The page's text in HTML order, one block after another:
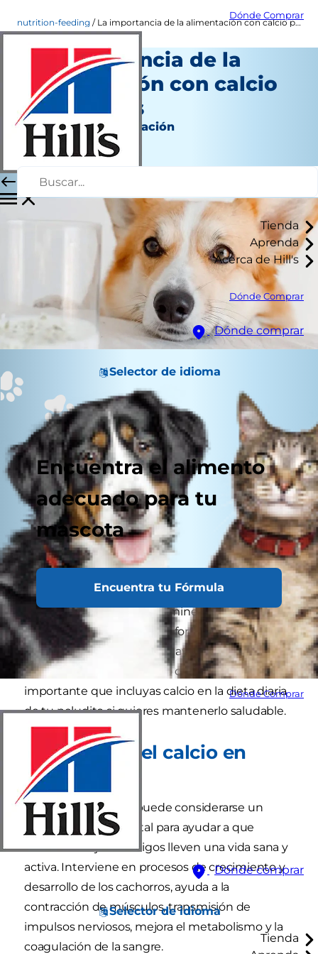
Dónde Comprar
Tienda
Aprenda
Acerca de Hill's
Dónde Comprar
Dónde comprar
Selector de idioma
Encuentra el alimento
adecuado para tu
mascota
Encuentra tu Fórmula
Dónde Comprar
Dónde comprar
Selector de idioma
Tienda
nutrition-feeding La importancia de la alimentación con calcio para perros
La importancia de la
alimentación con calcio
para perros
Nutrición y alimentación
Autor del personal
|
Noviembre 20, 2024
El calcio para perros es un mineral que está
presente en la formación y fortalecimiento de
huesos y dientes. También ayuda a múltiples
funciones corporales por lo que es muy
importante que incluyas calcio en la dieta diaria
de tu peludito si quieres mantenerlo saludable.
Beneficios del calcio en
perros
El calcio para perros puede considerarse un
nutriente fundamental para ayudar a que
nuestros mejores amigos lleven una vida sana y
activa. Interviene en procesos de crecimiento y
desarrollo de los cachorros, ayuda a la
contracción de músculos, transmisión de
impulsos nerviosos, mejora el metabolismo y la
coagulación de la sangre.